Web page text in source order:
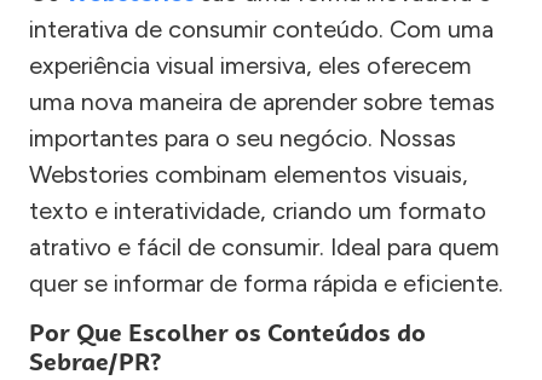
interativa de consumir conteúdo. Com uma
experiência visual imersiva, eles oferecem
uma nova maneira de aprender sobre temas
importantes para o seu negócio. Nossas
Webstories combinam elementos visuais,
texto e interatividade, criando um formato
atrativo e fácil de consumir. Ideal para quem
quer se informar de forma rápida e eficiente.
Por Que Escolher os Conteúdos do
Sebrae/PR?